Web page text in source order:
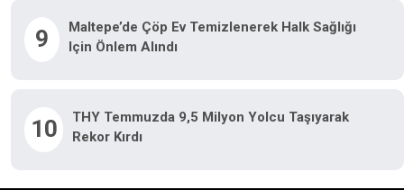
9
Maltepe’de Çöp Ev Temizlenerek Halk Sağlığı
Için Önlem Alındı
10
THY Temmuzda 9,5 Milyon Yolcu Taşıyarak
Rekor Kırdı